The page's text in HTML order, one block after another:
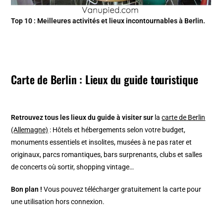
Top 10 : Meilleures activités et lieux incontournables à Berlin.
Carte de Berlin : Lieux du guide touristique
Retrouvez tous les lieux du guide à visiter sur lacarte de Berlin
(Allemagne) : Hôtels et hébergements selon votre budget,
monuments essentiels et insolites, musées à ne pas rater et
originaux, parcs romantiques, bars surprenants, clubs et salles
de concerts où sortir, shopping vintage…
Bon plan !Vous pouvez télécharger gratuitement la carte pour
une utilisation hors connexion.